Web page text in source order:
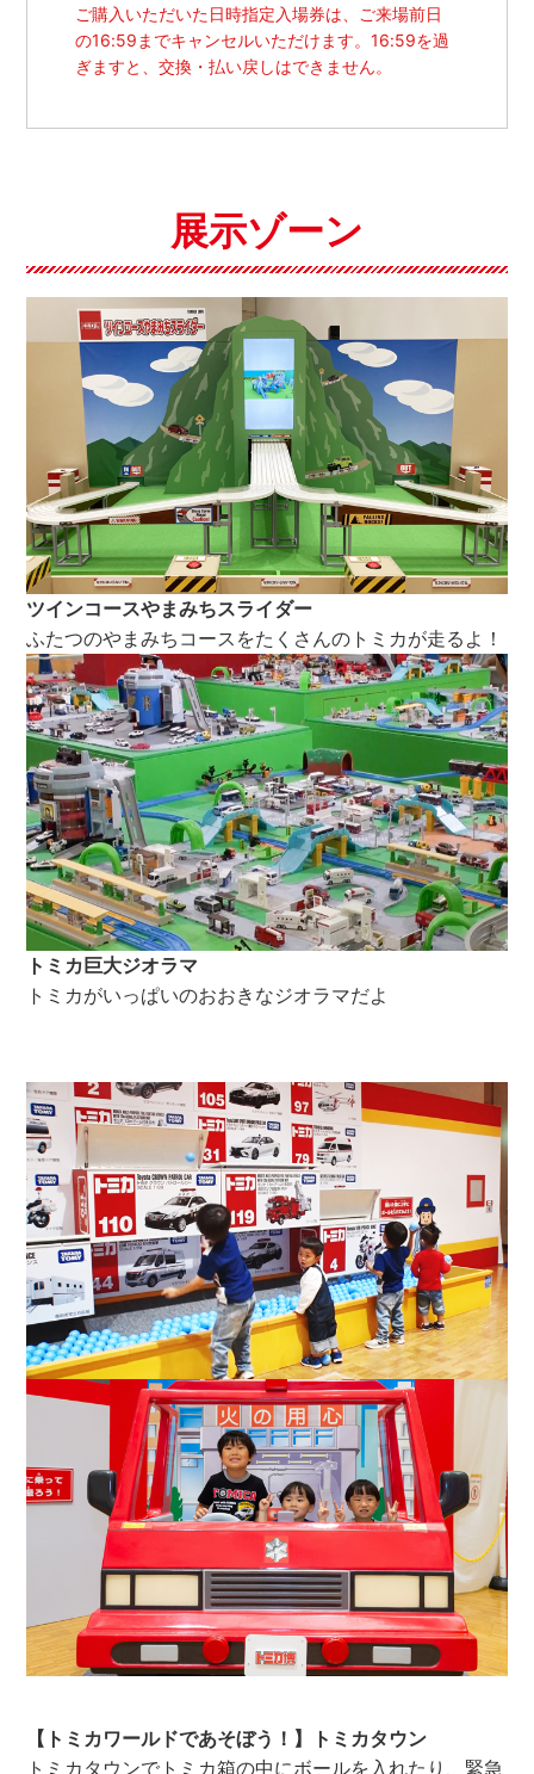
ご購入いただいた日時指定入場券は、ご来場前日
の16:59までキャンセルいただけます。16:59を過
ぎますと、交換・払い戻しはできません。
展示ゾーン
ツインコースやまみちスライダー
ふたつのやまみちコースをたくさんのトミカが走るよ！
トミカ巨大ジオラマ
トミカがいっぱいのおおきなジオラマだよ
【トミカワールドであそぼう！】トミカタウン
トミカタウンでトミカ箱の中にボールを入れたり、緊急